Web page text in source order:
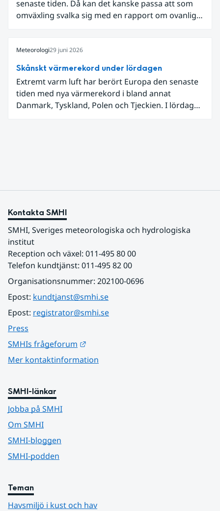
senaste tiden. Då kan det kanske passa att som
omväxling svalka sig med en rapport om ovanligt
Meteorologi29 juni 2026
Skånskt värmerekord under lördagen
Extremt varm luft har berört Europa den senaste
tiden med nya värmerekord i bland annat
Danmark, Tyskland, Polen och Tjeckien. I lördags
Kontakta SMHI
SMHI, Sveriges meteorologiska och hydrologiska
institut
Reception och växel: 011-495 80 00
Telefon kundtjänst: 011-495 82 00
Organisationsnummer: 202100-0696
Epost: kundtjanst@smhi.se
Epost: registrator@smhi.se
Press
SMHIs frågeforum
Mer kontaktinformation
SMHI-länkar
Jobba på SMHI
Om SMHI
SMHI-bloggen
SMHI-podden
Teman
Havsmiljö i kust och hav